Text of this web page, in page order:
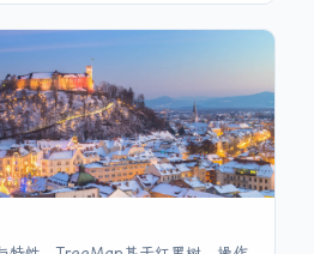
ConcurrentHashMap、
实现原理。